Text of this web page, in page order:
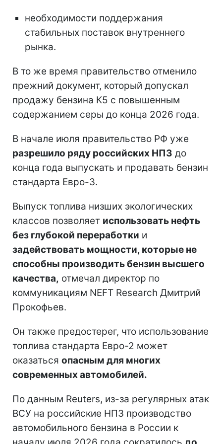
необходимости поддержания
стабильных поставок внутреннего
рынка.
В то же время правительство отменило
прежний документ, который допускал
продажу бензина К5 с повышенным
содержанием серы до конца 2026 года.
В начале июля правительство РФ уже
разрешило ряду российских НПЗ до
конца года выпускать и продавать бензин
стандарта Евро-3.
Выпуск топлива низших экологических
классов позволяет использовать нефть
без глубокой переработки и
задействовать мощности, которые не
способны производить бензин высшего
качества, отмечал директор по
коммуникациям NEFT Research Дмитрий
Прокофьев.
Он также предостерег, что использование
топлива стандарта Евро-2 может
оказаться опасным для многих
современных автомобилей.
По данным Reuters, из-за регулярных атак
ВСУ на российские НПЗ производство
автомобильного бензина в России к